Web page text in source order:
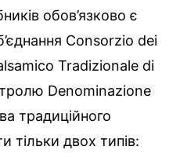
обов’язково є
Consorzio dei
Tradizionale di
Denominazione
традиційного
тільки двох типів: